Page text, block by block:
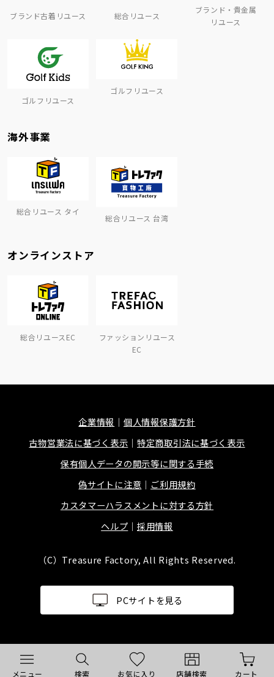
メニュー 検索 お気に入り 店舗検索 カート
ブランド古着リユース 総合リユース
ブランド・貴金属
リユース
ゴルフリユース
ゴルフリユース
海外事業
総合リユース タイ
総合リユース 台湾
オンラインストア
総合リユースEC
ファッションリユース
EC
企業情報
個人情報保護方針
古物営業法に基づく表示
特定商取引法に基づく表示
保有個人データの開示等に関する手続
偽サイトに注意
ご利用規約
カスタマーハラスメントに対する方針
ヘルプ
採用情報
（C）Treasure Factory, All Rights Reserved.
PCサイトを見る